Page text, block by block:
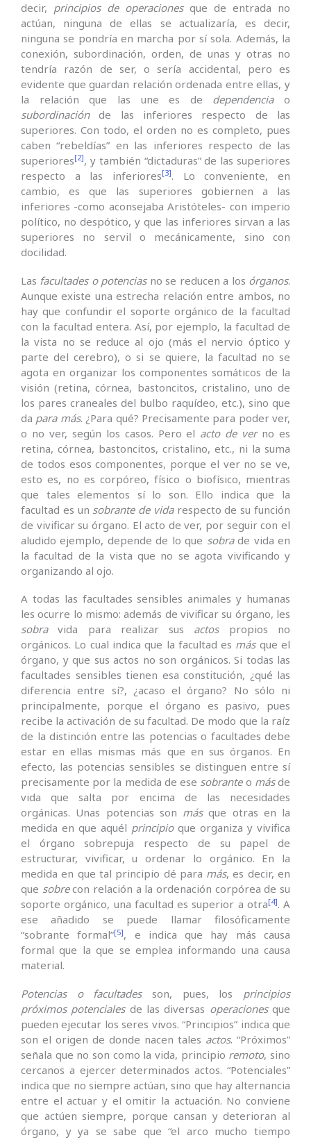
decir, principios de operacionesque de entrada no
actúan, ninguna de ellas se actualizaría, es decir,
ninguna se pondría en marcha por sí sola. Además, la
conexión, subordinación, orden, de unas y otras no
tendría razón de ser, o sería accidental, pero es
evidente que guardan relación ordenada entre ellas, y
la relación que las une es de dependenciao
subordinaciónde las inferiores respecto de las
superiores. Con todo, el orden no es completo, pues
caben “rebeldías” en las inferiores respecto de las
superiores[2], y también “dictaduras” de las superiores
respecto a las inferiores[3]. Lo conveniente, en
cambio, es que las superiores gobiernen a las
inferiores -como aconsejaba Aristóteles- con imperio
político, no despótico, y que las inferiores sirvan a las
superiores no servil o mecánicamente, sino con
docilidad.
Las facultades o potenciasno se reducen a los órganos.
Aunque existe una estrecha relación entre ambos, no
hay que confundir el soporte orgánico de la facultad
con la facultad entera. Así, por ejemplo, la facultad de
la vista no se reduce al ojo (más el nervio óptico y
parte del cerebro), o si se quiere, la facultad no se
agota en organizar los componentes somáticos de la
visión (retina, córnea, bastoncitos, cristalino, uno de
los pares craneales del bulbo raquídeo, etc.), sino que
da para más. ¿Para qué? Precisamente para poder ver,
o no ver, según los casos. Pero el acto de verno es
retina, córnea, bastoncitos, cristalino, etc., ni la suma
de todos esos componentes, porque el ver no se ve,
esto es, no es corpóreo, físico o biofísico, mientras
que tales elementos sí lo son. Ello indica que la
facultad es un sobrante de vidarespecto de su función
de vivificar su órgano. El acto de ver, por seguir con el
aludido ejemplo, depende de lo que sobrade vida en
la facultad de la vista que no se agota vivificando y
organizando al ojo.
A todas las facultades sensibles animales y humanas
les ocurre lo mismo: además de vivificar su órgano, les
sobravida para realizar sus actospropios no
orgánicos. Lo cual indica que la facultad es másque el
órgano, y que sus actos no son orgánicos. Si todas las
facultades sensibles tienen esa constitución, ¿qué las
diferencia entre sí?, ¿acaso el órgano? No sólo ni
principalmente, porque el órgano es pasivo, pues
recibe la activación de su facultad. De modo que la raíz
de la distinción entre las potencias o facultades debe
estar en ellas mismas más que en sus órganos. En
efecto, las potencias sensibles se distinguen entre sí
precisamente por la medida de ese sobranteo másde
vida que salta por encima de las necesidades
orgánicas. Unas potencias son másque otras en la
medida en que aquél principioque organiza y vivifica
el órgano sobrepuja respecto de su papel de
estructurar, vivificar, u ordenar lo orgánico. En la
medida en que tal principio dé para más, es decir, en
que sobrecon relación a la ordenación corpórea de su
soporte orgánico, una facultad es superior a otra[4]. A
ese añadido se puede llamar filosóficamente
“sobrante formal”[5], e indica que hay más causa
formal que la que se emplea informando una causa
material.
Potencias o facultades son, pues, los principios
próximos potenciales de las diversas operacionesque
pueden ejecutar los seres vivos. “Principios” indica que
son el origen de donde nacen tales actos. “Próximos”
señala que no son como la vida, principio remoto, sino
cercanos a ejercer determinados actos. “Potenciales”
indica que no siempre actúan, sino que hay alternancia
entre el actuar y el omitir la actuación. No conviene
que actúen siempre, porque cansan y deterioran al
órgano, y ya se sabe que “el arco mucho tiempo